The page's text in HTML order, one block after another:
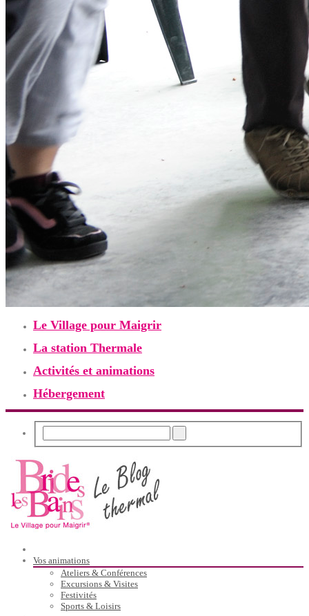
Le Village pour Maigrir
La station Thermale
Activités et animations
Hébergement
Vos animations
Ateliers & Conférences
Excursions & Visites
Festivités
Sports & Loisirs